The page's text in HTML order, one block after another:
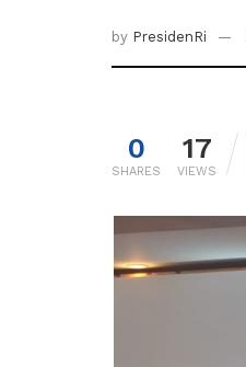
by PresidenRi
0
SHARES
17
VIEWS